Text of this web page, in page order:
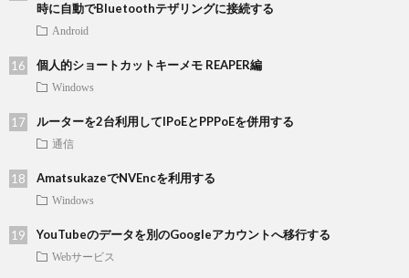
時に自動でBluetoothテザリングに接続する
Android
個人的ショートカットキーメモ REAPER編
Windows
ルーターを2台利用してIPoEとPPPoEを併用する
通信
AmatsukazeでNVEncを利用する
Windows
YouTubeのデータを別のGoogleアカウントへ移行する
Webサービス